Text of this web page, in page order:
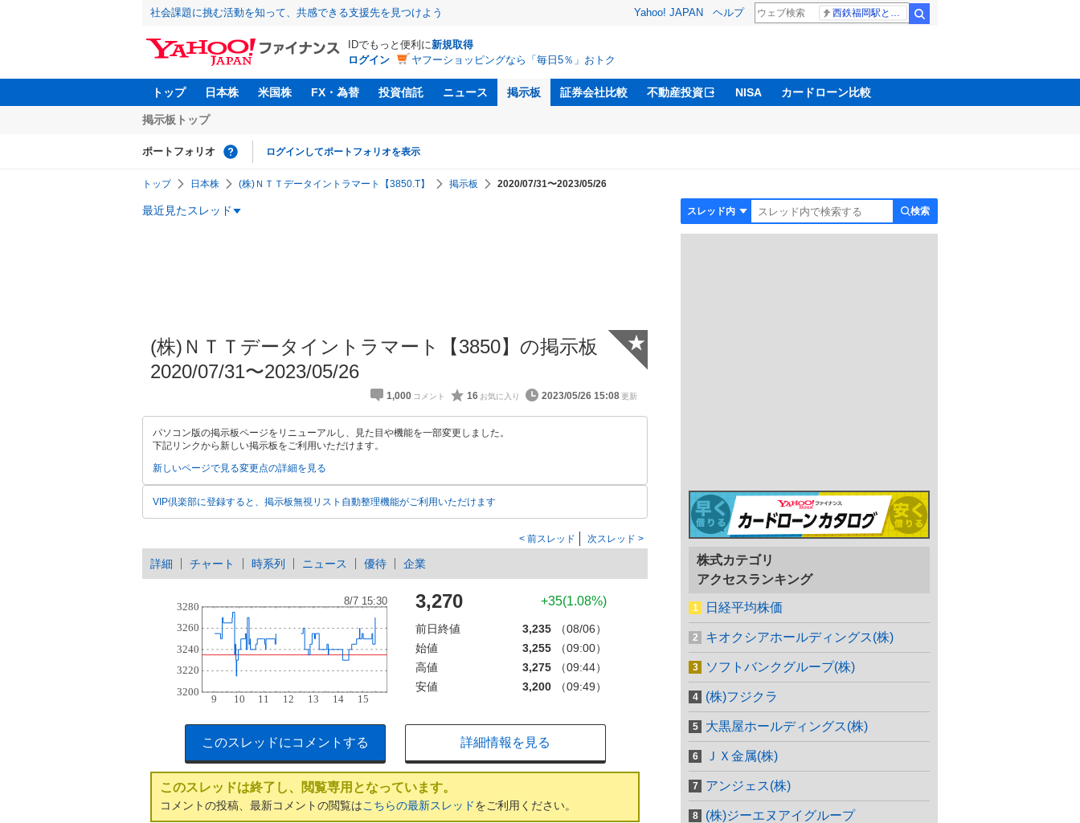
社会課題に挑む活動を知って、共感できる支援先を見つけよう Yahoo! JAPAN ヘルプ
IDでもっと便利に新規取得
ログイン
ヤフーショッピングなら「毎日5％」おトク
トップ 日本株 米国株 FX・為替 投資信託 ニュース 掲示板 証券会社比較 不動産投資 NISA カードローン比較
掲示板トップ
ポートフォリオ ログインしてポートフォリオを表示
トップ 日本株 (株)ＮＴＴデータイントラマート【3850.T】 掲示板 2020/07/31〜2023/05/26
最近見たスレッド 検索
(株)ＮＴＴデータイントラマート【3850】の掲示板
2020/07/31〜2023/05/26
1,000 16 2023/05/26 15:08
★
パソコン版の掲示板ページをリニューアルし、見た目や機能を一部変更しました。
下記リンクから新しい掲示板をご利用いただけます。
新しいページで見る変更点の詳細を見る
VIP倶楽部に登録すると、掲示板無視リスト自動整理機能がご利用いただけます
前スレッド 次スレッド
詳細 チャート 時系列 ニュース 優待 企業
3,270 +35(1.08%)
前日終値 3,235
（08/06）
始値
3,255
（09:00）
高値
3,275
（09:44）
安値
3,200 （09:49）
このスレッドにコメントする 詳細情報を見る
このスレッドは終了し、閲覧専用となっています。
コメントの投稿、最新コメントの閲覧はこちらの最新スレッドをご利用ください。
株式カテゴリ
アクセスランキング
日経平均株価
キオクシアホールディングス(株)
ソフトバンクグループ(株)
(株)フジクラ
大黒屋ホールディングス(株)
ＪＸ金属(株)
アンジェス(株)
(株)ジーエヌアイグループ